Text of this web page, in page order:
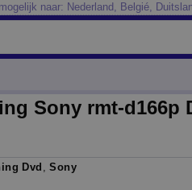
naar: Nederland, Belgié,
Sony rmt-d166p
Dvd ,Sony